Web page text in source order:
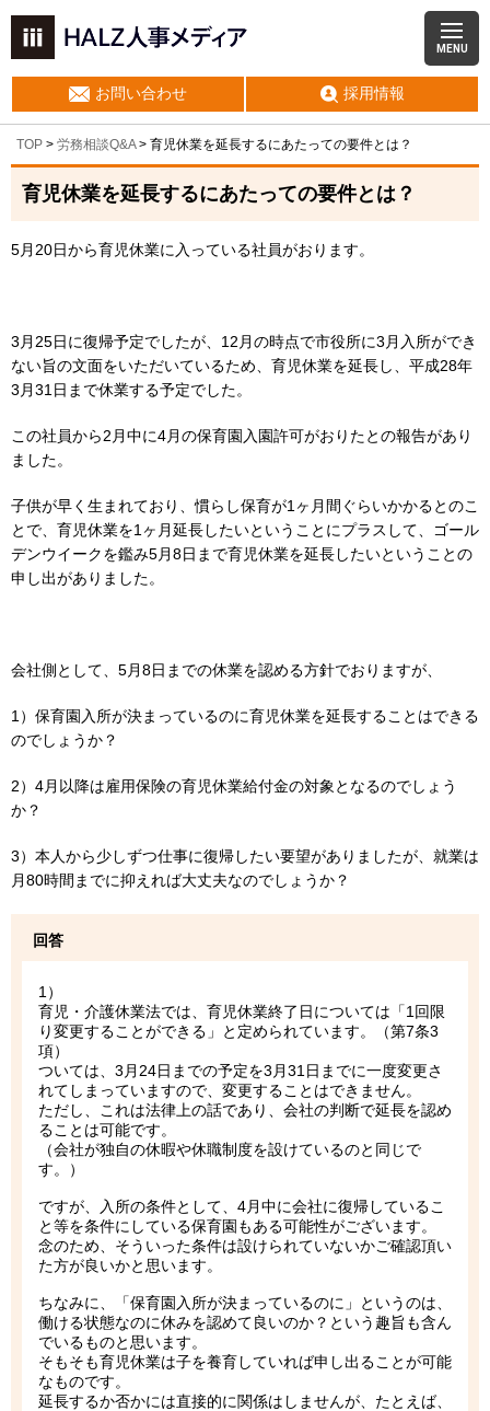
MENU
お問い合わせ 採用情報
TOP > 労務相談Q&A> 育児休業を延長するにあたっての要件とは？
育児休業を延長するにあたっての要件とは？
5月20日から育児休業に入っている社員がおります。
3月25日に復帰予定でしたが、12月の時点で市役所に3月入所ができ
ない旨の文面をいただいているため、育児休業を延長し、平成28年
3月31日まで休業する予定でした。
この社員から2月中に4月の保育園入園許可がおりたとの報告があり
ました。
子供が早く生まれており、慣らし保育が1ヶ月間ぐらいかかるとのこ
とで、育児休業を1ヶ月延長したいということにプラスして、ゴール
デンウイークを鑑み5月8日まで育児休業を延長したいということの
申し出がありました。
会社側として、5月8日までの休業を認める方針でおりますが、
1）保育園入所が決まっているのに育児休業を延長することはできる
のでしょうか？
2）4月以降は雇用保険の育児休業給付金の対象となるのでしょう
か？
3）本人から少しずつ仕事に復帰したい要望がありましたが、就業は
月80時間までに抑えれば大丈夫なのでしょうか？
回答
1）
育児・介護休業法では、育児休業終了日については「1回限
り変更することができる」と定められています。（第7条3
項）
ついては、3月24日までの予定を3月31日までに一度変更さ
れてしまっていますので、変更することはできません。
ただし、これは法律上の話であり、会社の判断で延長を認め
ることは可能です。
（会社が独自の休暇や休職制度を設けているのと同じで
す。）
ですが、入所の条件として、4月中に会社に復帰しているこ
と等を条件にしている保育園もある可能性がございます。
念のため、そういった条件は設けられていないかご確認頂い
た方が良いかと思います。
ちなみに、「保育園入所が決まっているのに」というのは、
働ける状態なのに休みを認めて良いのか？という趣旨も含ん
でいるものと思います。
そもそも育児休業は子を養育していれば申し出ることが可能
なものです。
延長するか否かには直接的に関係はしませんが、たとえば、